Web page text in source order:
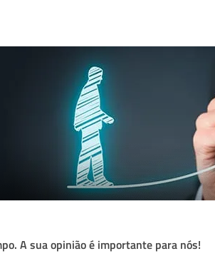
A sua opinião é importante para nós!